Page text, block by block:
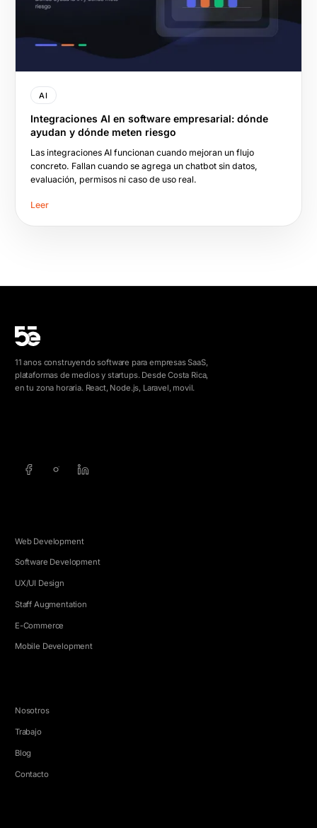
AI
Integraciones AI en software empresarial: dónde
ayudan y dónde meten riesgo
Las integraciones AI funcionan cuando mejoran un flujo
concreto. Fallan cuando se agrega un chatbot sin datos,
evaluación, permisos ni caso de uso real.
Leer
11 anos construyendo software para empresas SaaS,
plataformas de medios y startups. Desde Costa Rica,
en tu zona horaria. React, Node.js, Laravel, movil.
Web Development
Software Development
UX/UI Design
Staff Augmentation
E-Commerce
Mobile Development
Nosotros
Trabajo
Blog
Contacto